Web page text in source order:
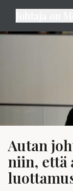
Autan
niin, että